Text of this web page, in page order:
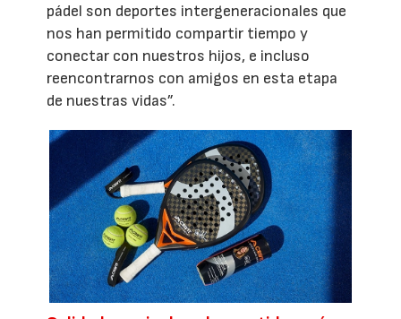
pádel son deportes intergeneracionales que
nos han permitido compartir tiempo y
conectar con nuestros hijos, e incluso
reencontrarnos con amigos en esta etapa
de nuestras vidas”.